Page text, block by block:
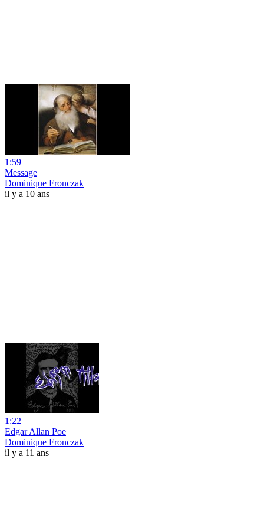
1:59
Message
Dominique Fronczak
il y a 10 ans
1:22
Edgar Allan Poe
Dominique Fronczak
il y a 11 ans